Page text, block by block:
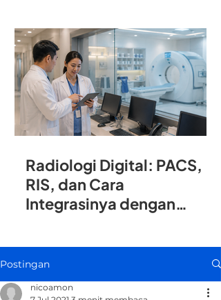
Radiologi Digital: PACS,
RIS, dan Cara
Integrasinya dengan
Postingan
nicoamon